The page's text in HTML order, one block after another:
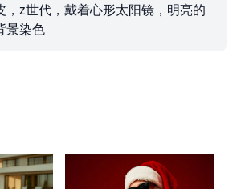
，z世代，戴着心形太阳镜，明亮的
景染色